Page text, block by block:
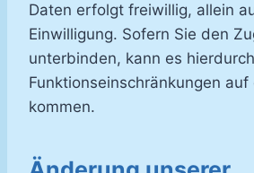
Daten erfolgt freiwillig, allein
Einwilligung. Sofern Sie den
unterbinden, kann es
Funktionseinschränkungen auf
kommen.